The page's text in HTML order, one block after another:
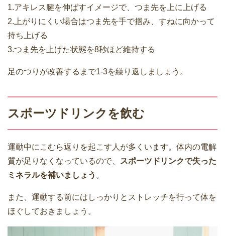
1.アキレス腱を伸ばすイメージで、つま先を上に上げる
2.上がりにくい場合はつま先を手で掴み、すねに向かって
持ち上げる
3.つま先を上げた状態を8秒ほど維持する
足のつりが改善するまで1-3を繰り返しましょう。
スポーツドリンクを飲む
運動中にこむら返りを起こす人が多くいます。体内の電解
質が足りなくなっているので、
スポーツドリンクで失った
ミネラルを補いましょう 。
また、運動する前にはしっかりとストレッチを行って体を
ほぐしておきましょう。